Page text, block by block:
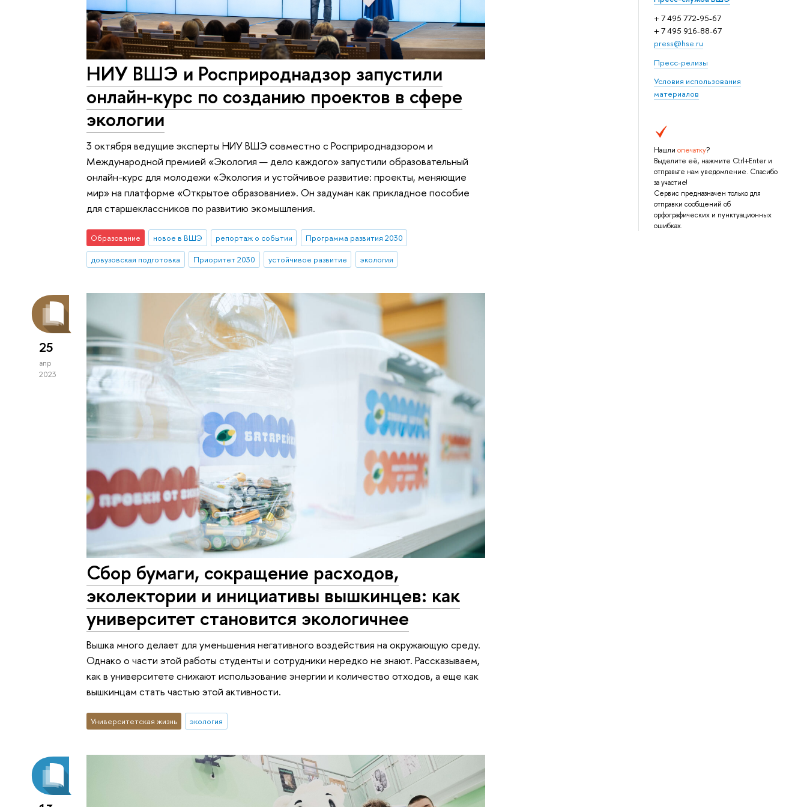
+ 7 495 772-95-67
+ 7 495 916-88-67
press@hse.ru
Пресс-релизы
Условия использования
материалов
Нашли опечатку?
Выделите её, нажмите Ctrl+Enter и
отправьте нам уведомление. Спасибо
за участие!
Сервис предназначен только для
отправки сообщений об
орфографических и пунктуационных
ошибках.
НИУ ВШЭ и Росприроднадзор запустили
онлайн-курс по созданию проектов в сфере
экологии
3 октября ведущие эксперты НИУ ВШЭ совместно с Росприроднадзором и
Международной премией «Экология — дело каждого» запустили образовательный
онлайн-курс для молодежи «Экология и устойчивое развитие: проекты, меняющие
мир» на платформе «Открытое образование». Он задуман как прикладное пособие
для старшеклассников по развитию экомышления.
Образование новое в ВШЭ репортаж о событии
Программа развития 2030
довузовская подготовка
Приоритет 2030 устойчивое развитие экология
25
апр
2023
Сбор бумаги, сокращение расходов,
эколектории и инициативы вышкинцев: как
университет становится экологичнее
Вышка много делает для уменьшения негативного воздействия на окружающую среду.
Однако о части этой работы студенты и сотрудники нередко не знают. Рассказываем,
как в университете снижают использование энергии и количество отходов, а еще как
вышкинцам стать частью этой активности.
Университетская жизнь экология